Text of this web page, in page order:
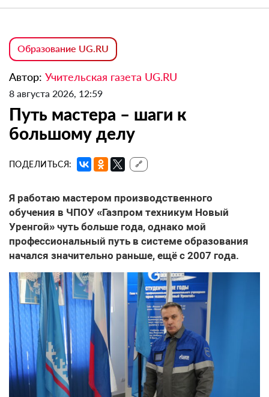
Образование UG.RU
Автор: Учительская газета UG.RU
8 августа 2026, 12:59
Путь мастера – шаги к
большому делу
ПОДЕЛИТЬСЯ: 🔗
Я работаю мастером производственного
обучения в ЧПОУ «Газпром техникум Новый
Уренгой» чуть больше года, однако мой
профессиональный путь в системе образования
начался значительно раньше, ещё с 2007 года.